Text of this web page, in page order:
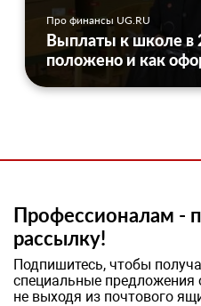
Про финансы UG.RU
Выплаты к школе в
положено и как
Профессионалам -
рассылку!
Подпишитесь, чтобы
специальные предложения
не выходя из почтового